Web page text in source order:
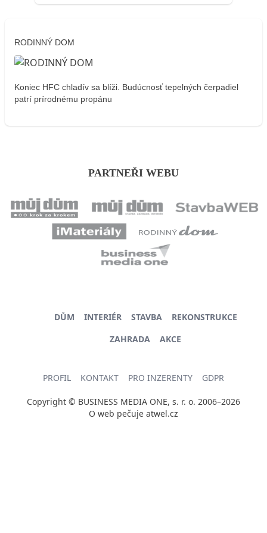
RODINNÝ DOM
Koniec HFC chladív sa blíži. Budúcnosť tepelných čerpadiel
patrí prírodnému propánu
PARTNEŘI WEBU
DŮM INTERIÉR STAVBA
REKONSTRUKCE
ZAHRADA
AKCE
PROFIL KONTAKT PRO INZERENTY GDPR
Copyright © BUSINESS MEDIA ONE, s. r. o. 2006–2026